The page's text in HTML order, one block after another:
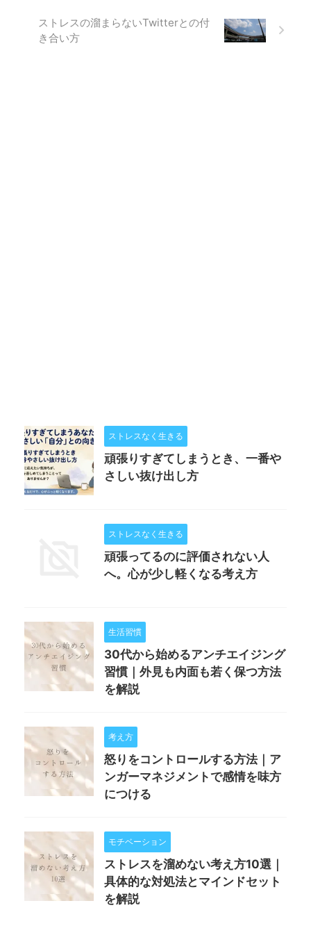
ストレスの溜まらないTwitterとの付
き合い方
ストレスなく生きる
頑張りすぎてしまうとき、一番や
さしい抜け出し方
ストレスなく生きる
頑張ってるのに評価されない人
へ。心が少し軽くなる考え方
生活習慣
30代から始めるアンチエイジング
習慣｜外見も内面も若く保つ方法
を解説
考え方
怒りをコントロールする方法｜ア
ンガーマネジメントで感情を味方
につける
モチベーション
ストレスを溜めない考え方10選｜
具体的な対処法とマインドセット
を解説